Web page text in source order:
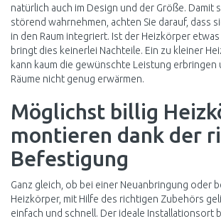
natürlich auch im Design und der Größe. Damit
störend wahrnehmen, achten Sie darauf, dass
in den Raum integriert. Ist der Heizkörper
bringt dies keinerlei Nachteile. Ein zu kleiner
kann kaum die gewünschte Leistung erbringen
Räume nicht genug erwärmen.
Möglichst billig
montieren dank der
Befestigung
Ganz gleich, ob bei einer Neuanbringung oder
Heizkörper, mit Hilfe des richtigen Zubehörs
einfach und schnell. Der ideale Installationsort